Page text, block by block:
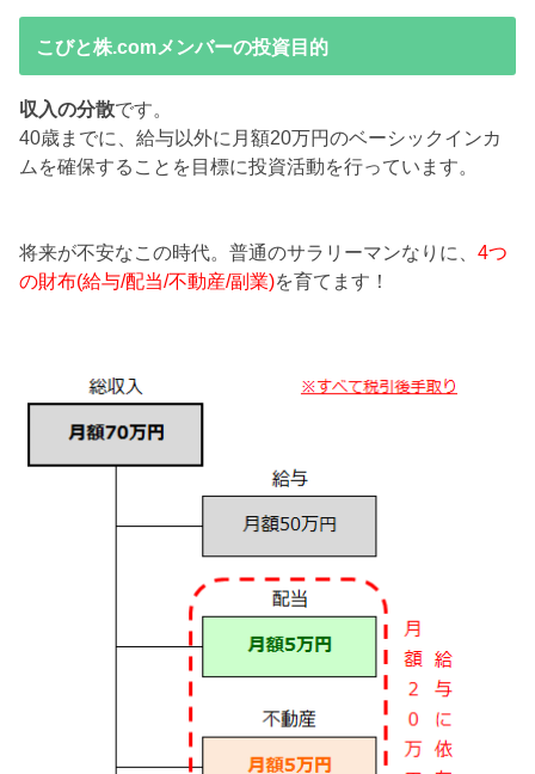
こびと株.comメンバーの投資目的
収入の分散です。
40歳までに、給与以外に月額20万円のベーシックインカ
ムを確保することを目標に投資活動を行っています。
将来が不安なこの時代。普通のサラリーマンなりに、4つ
の財布(給与/配当/不動産/副業)を育てます！